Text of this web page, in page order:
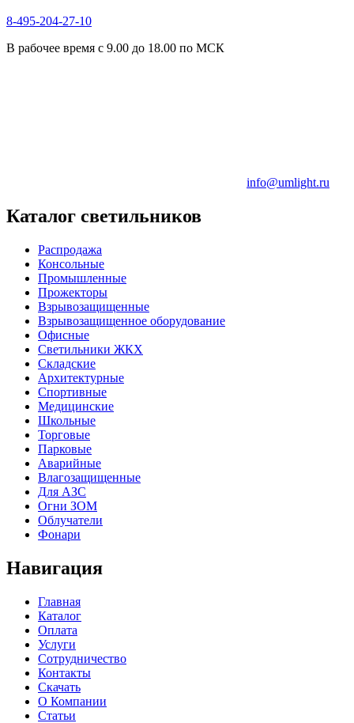
8-495-204-27-10
В рабочее время с 9.00 до 18.00 по МСК
info@umlight.ru
Каталог светильников
Распродажа
Консольные
Промышленные
Прожекторы
Взрывозащищенные
Взрывозащищенное оборудование
Офисные
Cветильники ЖКХ
Складские
Архитектурные
Спортивные
Медицинские
Школьные
Торговые
Парковые
Аварийные
Влагозащищенные
Для АЗС
Огни ЗОМ
Облучатели
Фонари
Навигация
Главная
Каталог
Оплата
Услуги
Сотрудничество
Контакты
Скачать
О Компании
Статьи